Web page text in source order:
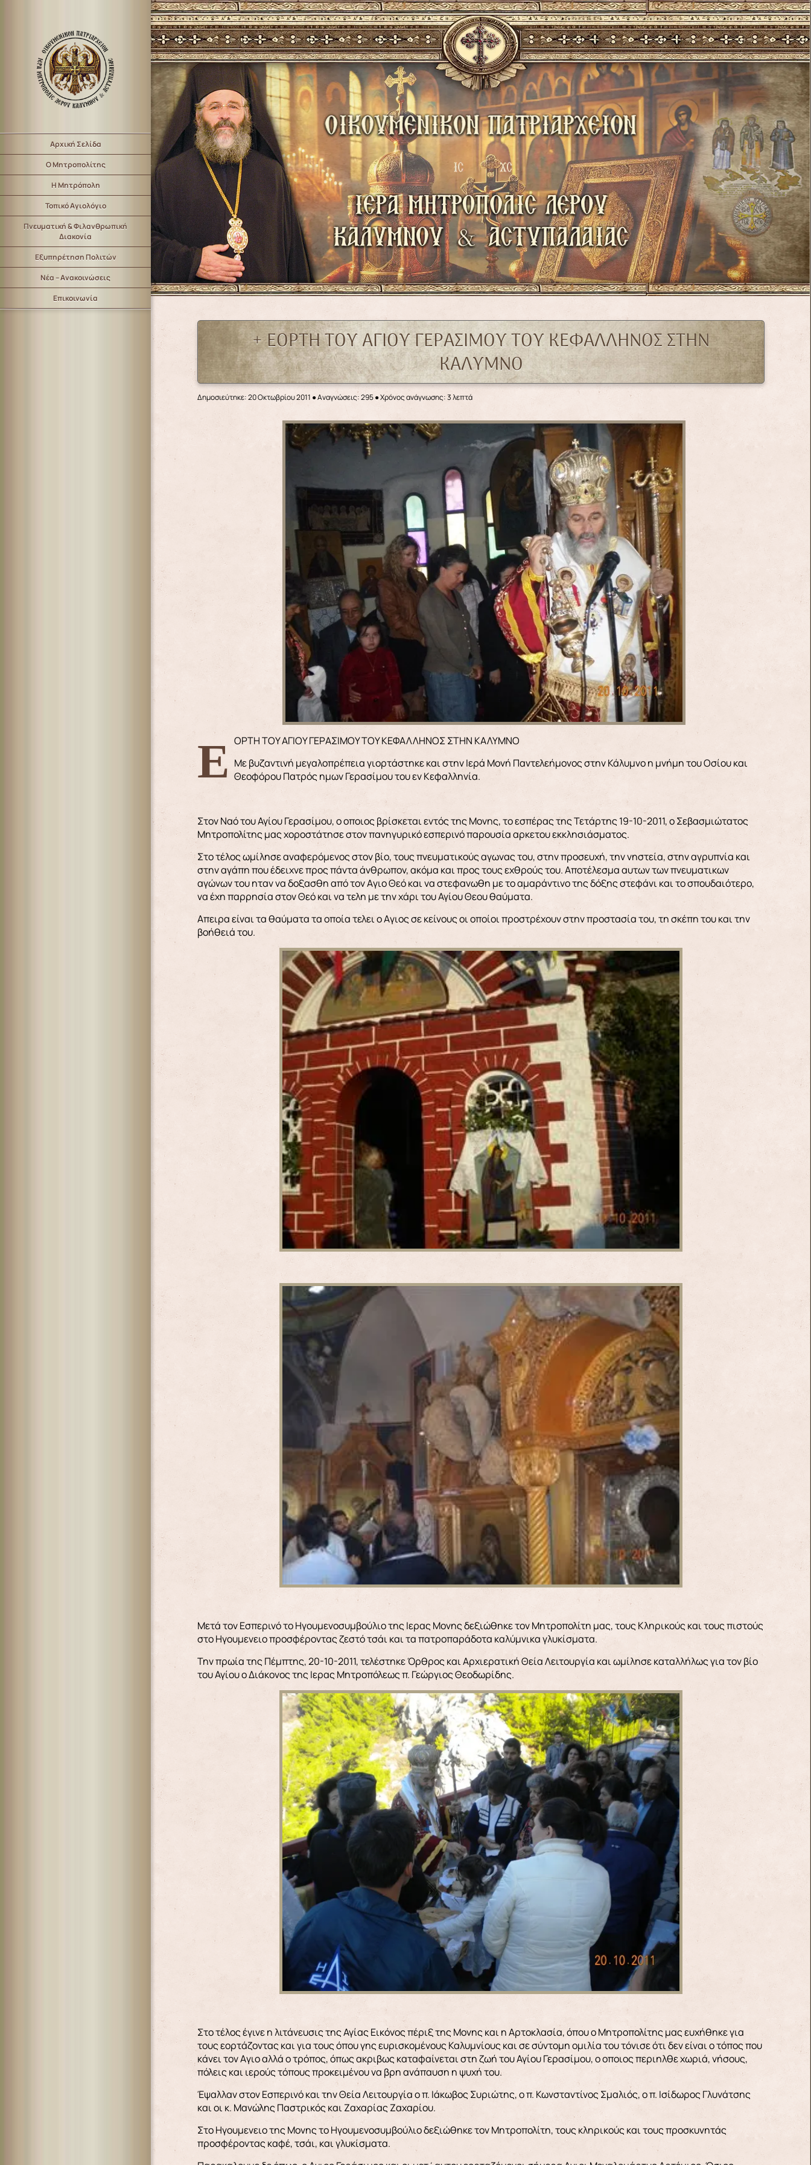
Αρχική Σελίδα
Ο Μητροπολίτης
Η Μητρόπολη
Τοπικό Αγιολόγιο
Πνευματική & Φιλανθρωπική
Διακονία
Εξυπηρέτηση Πολιτών
Νέα – Ανακοινώσεις
Επικοινωνία
+ ΕΟΡΤΗ ΤΟΥ ΑΓΙΟΥ ΓΕΡΑΣΙΜΟΥ ΤΟΥ ΚΕΦΑΛΛΗΝΟΣ ΣΤΗΝ
ΚΑΛΥΜΝΟ
Δημοσιεύτηκε: 20 Οκτωβρίου 2011 ●Αναγνώσεις: 295● Χρόνος ανάγνωσης: 3 λεπτά
ΕΟΡΤΗ ΤΟΥ ΑΓΙΟΥ ΓΕΡΑΣΙΜΟΥ ΤΟΥ ΚΕΦΑΛΛΗΝΟΣ ΣΤΗΝ ΚΑΛΥΜΝΟ
Με βυζαντινή μεγαλοπρέπεια γιορτάστηκε και στην Ιερά Μονή Παντελεήμονος στην Κάλυμνο η μνήμη του Οσίου και
Θεοφόρου Πατρός ημων Γερασίμου του εν Κεφαλληνία.
Στον Ναό του Αγίου Γερασίμου, ο οποιος βρίσκεται εντός της Μονης, το εσπέρας της Τετάρτης 19-10-2011, ο Σεβασμιώτατος
Μητροπολίτης μας χοροστάτησε στον πανηγυρικό εσπερινό παρουσία αρκετου εκκλησιάσματος.
Στο τέλος ωμίλησε αναφερόμενος στον βίο, τους πνευματικούς αγωνας του, στην προσευχή, την νηστεία, στην αγρυπνία και
στην αγάπη που έδειχνε προς πάντα άνθρωπον, ακόμα και προς τους εχθρούς του. Αποτέλεσμα αυτων των πνευματικων
αγώνων του ηταν να δοξασθη από τον Aγιο Θεό και να στεφανωθη με το αμαράντινο της δόξης στεφάνι και το σπουδαιότερο,
να έχη παρρησία στον Θεό και να τελη με την χάρι του Αγίου Θεου θαύματα.
Aπειρα είναι τα θαύματα τα οποία τελει ο Aγιος σε κείνους οι οποίοι προστρέχουν στην προστασία του, τη σκέπη του και την
βοήθειά του.
Μετά τον Εσπερινό το Ηγουμενοσυμβούλιο της Ιερας Μονης δεξιώθηκε τον Μητροπολίτη μας, τους Κληρικούς και τους πιστούς
στο Ηγουμενειο προσφέροντας ζεστό τσάι και τα πατροπαράδοτα καλύμνικα γλυκίσματα.
Την πρωία της Πέμπτης, 20-10-2011, τελέστηκε Όρθρος και Αρχιερατική Θεία Λειτουργία και ωμίλησε καταλλήλως για τον βίο
του Αγίου ο Διάκονος της Ιερας Μητροπόλεως π. Γεώργιος Θεοδωρίδης.
Στο τέλος έγινε η λιτάνευσις της Αγίας Εικόνος πέριξ της Μονης και η Αρτοκλασία, όπου ο Μητροπολίτης μας ευχήθηκε για
τους εορτάζοντας και για τους όπου γης ευρισκομένους Καλυμνίους και σε σύντομη ομιλία του τόνισε ότι δεν είναι ο τόπος που
κάνει τον Aγιο αλλά ο τρόπος, όπως ακριβως καταφαίνεται στη ζωή του Αγίου Γερασίμου, ο οποιος περιηλθε χωριά, νήσους,
πόλεις και ιερούς τόπους προκειμένου να βρη ανάπαυση η ψυχή του.
Έψαλλαν στον Εσπερινό και την Θεία Λειτουργία ο π. Ιάκωβος Συριώτης, ο π. Κωνσταντίνος Σμαλιός, ο π. Ισίδωρος Γλυνάτσης
και οι κ. Μανώλης Παστρικός και Ζαχαρίας Ζαχαρίου.
Στο Ηγουμενειο της Μονης το Ηγουμενοσυμβούλιο δεξιώθηκε τον Μητροπολίτη, τους κληρικούς και τους προσκυνητάς
προσφέροντας καφέ, τσάι, και γλυκίσματα.